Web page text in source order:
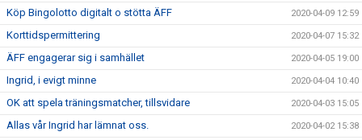
Köp Bingolotto digitalt o stötta ÄFF 2020-04-09 12:59
Korttidspermittering 2020-04-07 15:32
ÄFF engagerar sig i samhället 2020-04-05 19:00
Ingrid, i evigt minne 2020-04-04 10:40
OK att spela träningsmatcher, tillsvidare 2020-04-03 15:05
Allas vår Ingrid har lämnat oss. 2020-04-02 15:38